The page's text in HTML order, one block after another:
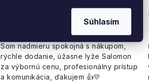
Súhlasím
Som nadmieru spokojná s nákupom,
rýchle dodanie, úžasne lyže Salomon
za výbornú cenu, profesionálny prístup
a komunikácia, ďakujem 👍💛